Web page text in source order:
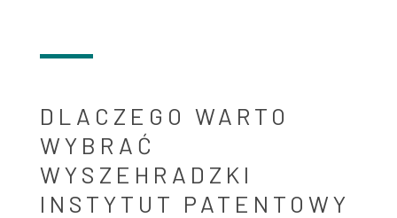
DLACZEGO WARTO
WYBRAĆ
WYSZEHRADZKI
INSTYTUT PATENTOWY